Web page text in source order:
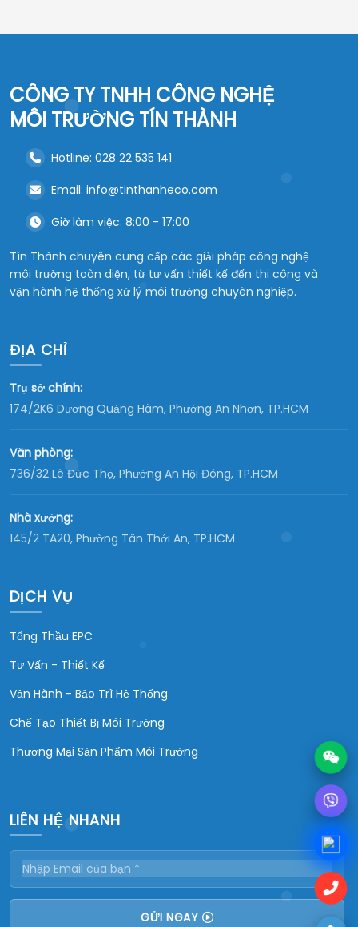
CÔNG TY TNHH CÔNG NGHỆ
MÔI TRƯỜNG TÍN THÀNH
Hotline: 028 22 535 141
Email: info@tinthanheco.com
Giờ làm việc: 8:00 - 17:00
Tín Thành chuyên cung cấp các giải pháp công nghệ
môi trường toàn diện, từ tư vấn thiết kế đến thi công và
vận hành hệ thống xử lý môi trường chuyên nghiệp.
ĐỊA CHỈ
Trụ sở chính:
174/2K6 Dương Quảng Hàm, Phường An Nhơn, TP.HCM
Văn phòng:
736/32 Lê Đức Thọ, Phường An Hội Đông, TP.HCM
Nhà xưởng:
145/2 TA20, Phường Tân Thới An, TP.HCM
DỊCH VỤ
Tổng Thầu EPC
Tư Vấn - Thiết Kế
Vận Hành - Bảo Trì Hệ Thống
Chế Tạo Thiết Bị Môi Trường
Thương Mại Sản Phẩm Môi Trường
LIÊN HỆ NHANH
GỬI NGAY